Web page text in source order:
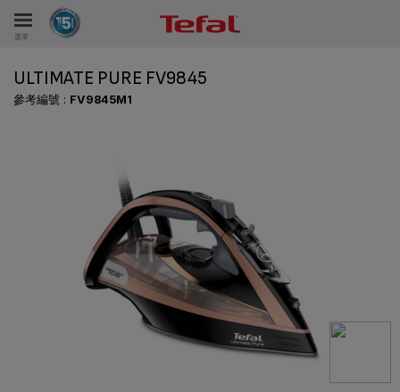
選單
ULTIMATE PURE FV9845
參考編號 : FV9845M1